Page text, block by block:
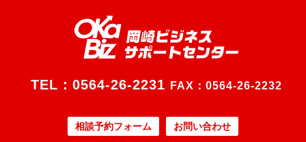
TEL： 0564-26-2231 FAX：0564-26-2232
相談予約フォーム お問い合わせ